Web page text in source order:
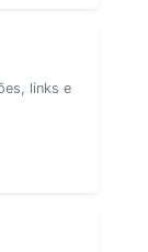
links e